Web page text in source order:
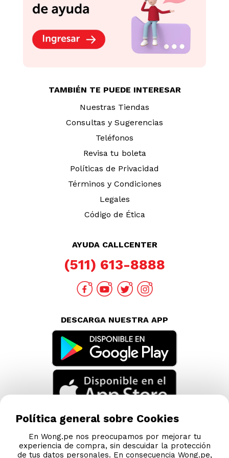
TAMBIÉN TE PUEDE INTERESAR
Nuestras Tiendas
Consultas y Sugerencias
Teléfonos
Revisa tu boleta
Políticas de Privacidad
Términos y Condiciones
Legales
Código de Ética
AYUDA CALLCENTER
(511) 613-8888
DESCARGA NUESTRA APP
Política general sobre Cookies
En Wong.pe nos preocupamos por mejorar tu
experiencia de compra, sin descuidar la protección
de tus datos personales. En consecuencia Wong.pe,